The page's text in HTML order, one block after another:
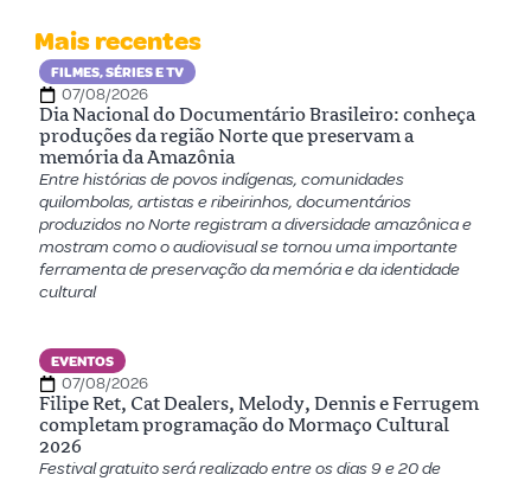
Mais recentes
FILMES, SÉRIES E TV
07/08/2026
Dia Nacional do Documentário Brasileiro: conheça
produções da região Norte que preservam a
memória da Amazônia
Entre histórias de povos indígenas, comunidades
quilombolas, artistas e ribeirinhos, documentários
produzidos no Norte registram a diversidade amazônica e
mostram como o audiovisual se tornou uma importante
ferramenta de preservação da memória e da identidade
cultural
EVENTOS
07/08/2026
Filipe Ret, Cat Dealers, Melody, Dennis e Ferrugem
completam programação do Mormaço Cultural
2026
Festival gratuito será realizado entre os dias 9 e 20 de